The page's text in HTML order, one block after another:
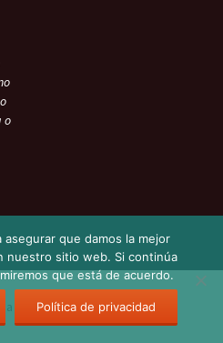
o
a WordPress
asegurar que damos la mejor
nuestro sitio web. Si continúa
que está de acuerdo.
Política de privacidad